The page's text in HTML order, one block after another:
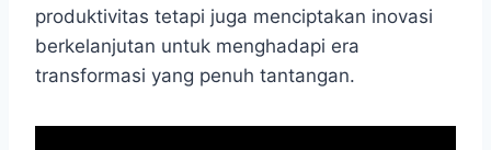
produktivitas tetapi juga menciptakan inovasi
berkelanjutan untuk menghadapi era
transformasi yang penuh tantangan.